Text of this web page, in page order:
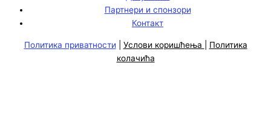
Партнери и спонзори
Контакт
Политика приватности Услови коришћења
Политика
колачића